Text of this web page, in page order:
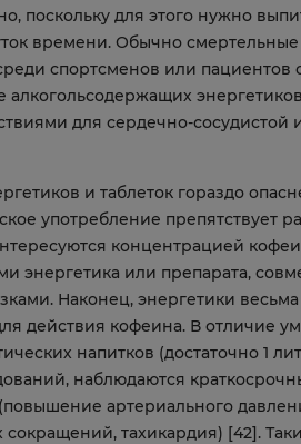
поскольку для этого нужно
времени. Обычно
спортсменов или пациентов
алкогольсодержащих
для сердечно-сосудистой
и таблеток гораздо
употребление препятствует
концентрацией
энергетика или препарата,
Наконец, энергетики
действия кофеина. В отличие
напитков (достаточно 1
наблюдаются
артериального
сокращений, тахикардия) [42].